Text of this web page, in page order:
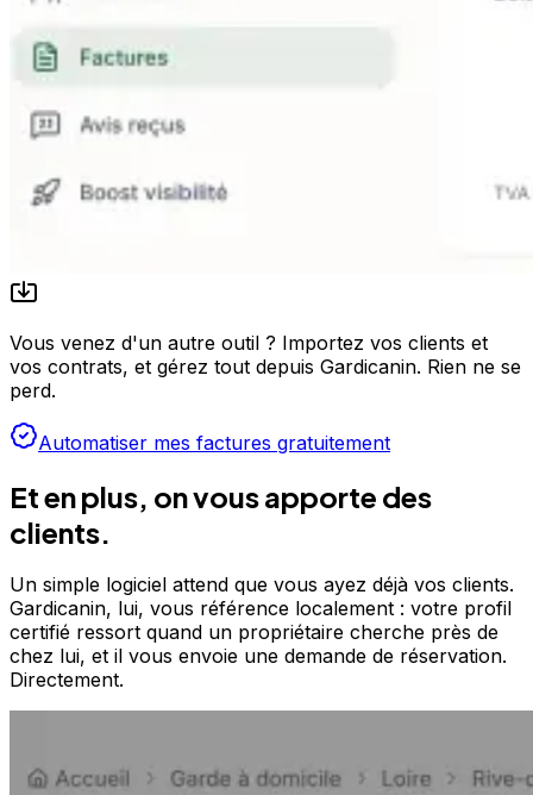
Vous venez d'un autre outil ? Importez vos clients et
vos contrats, et gérez tout depuis Gardicanin. Rien ne se
perd.
Automatiser mes factures gratuitement
Et en plus, on vous apporte des
clients.
Un simple logiciel attend que vous ayez déjà vos clients.
Gardicanin, lui, vous référence localement : votre profil
certifié ressort quand un propriétaire cherche près de
chez lui, et il vous envoie une demande de réservation.
Directement.